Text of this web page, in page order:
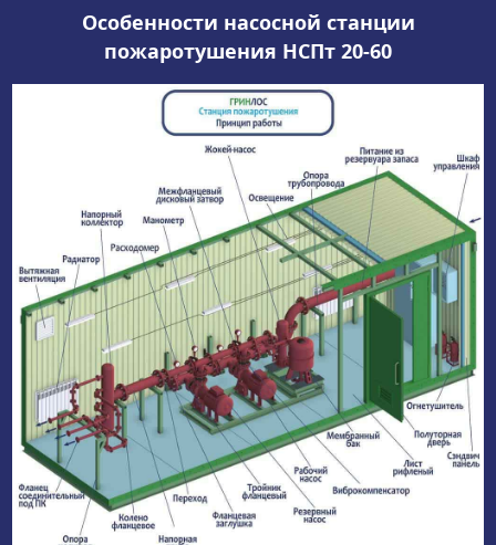
Особенности насосной станции
пожаротушения НСПт 20-60